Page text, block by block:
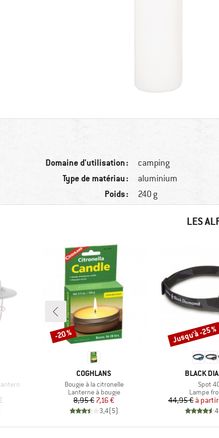
Domaine d'utilisation : camping
Type de matériau : aluminium
Poids : 240 g
LES
MARQUE
COGHLANS
Article
Bougie à la citronelle
Product group
Lanterne à bougie
Prix
8,95 €Prix réduit
7,16 €
3,4(5)
Remise
-20 %
MARQUE
BLACK
Article
Spot
Product
Lampe
44,95 € à
Remise
Jusqu'à -25 %